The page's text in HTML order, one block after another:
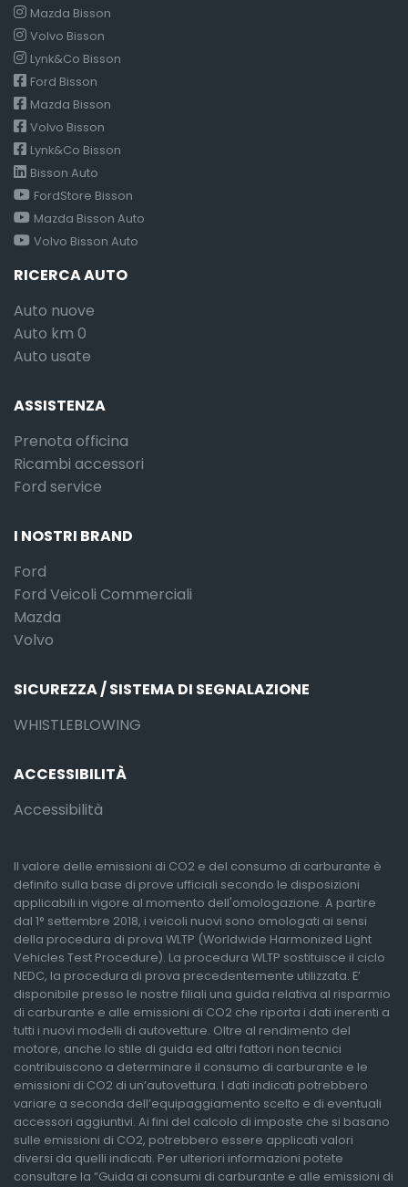
Mazda Bisson
Volvo Bisson
Lynk&Co Bisson
Ford Bisson
Mazda Bisson
Volvo Bisson
Lynk&Co Bisson
Bisson Auto
FordStore Bisson
Mazda Bisson Auto
Volvo Bisson Auto
RICERCA AUTO
Auto nuove
Auto km 0
Auto usate
ASSISTENZA
Prenota officina
Ricambi accessori
Ford service
I NOSTRI BRAND
Ford
Ford Veicoli Commerciali
Mazda
Volvo
SICUREZZA / SISTEMA DI SEGNALAZIONE
WHISTLEBLOWING
ACCESSIBILITÀ
Accessibilità
Il valore delle emissioni di CO2 e del consumo di carburante è
definito sulla base di prove ufficiali secondo le disposizioni
applicabili in vigore al momento dell'omologazione. A partire
dal 1° settembre 2018, i veicoli nuovi sono omologati ai sensi
della procedura di prova WLTP (Worldwide Harmonized Light
Vehicles Test Procedure). La procedura WLTP sostituisce il ciclo
NEDC, la procedura di prova precedentemente utilizzata. E’
disponibile presso le nostre filiali una guida relativa al risparmio
di carburante e alle emissioni di CO2 che riporta i dati inerenti a
tutti i nuovi modelli di autovetture. Oltre al rendimento del
motore, anche lo stile di guida ed altri fattori non tecnici
contribuiscono a determinare il consumo di carburante e le
emissioni di CO2 di un’autovettura. I dati indicati potrebbero
variare a seconda dell’equipaggiamento scelto e di eventuali
accessori aggiuntivi. Ai fini del calcolo di imposte che si basano
sulle emissioni di CO2, potrebbero essere applicati valori
diversi da quelli indicati. Per ulteriori informazioni potete
consultare la “Guida ai consumi di carburante e alle emissioni di